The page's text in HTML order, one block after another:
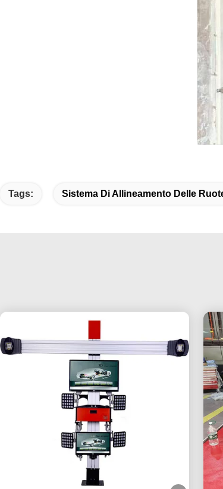
Tags: Sistema Di Allineamento Delle